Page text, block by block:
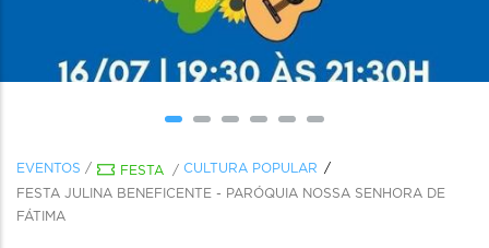
EVENTOS / FESTA / CULTURA POPULAR
FESTA JULINA BENEFICENTE - PARÓQUIA NOSSA SENHORA DE
FÁTIMA